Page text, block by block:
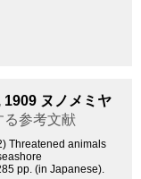
1909 ヌノメミヤ
る参考文献
Threatened animals
pp. (in Japanese).